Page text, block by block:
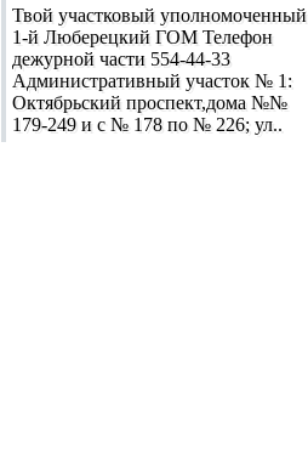
Твой участковый уполномоченный
1-й Люберецкий ГОМ Телефон
дежурной части 554-44-33
Административный участок № 1:
Октябрьский проспект,дома №№
179-249 и с № 178 по № 226; ул..